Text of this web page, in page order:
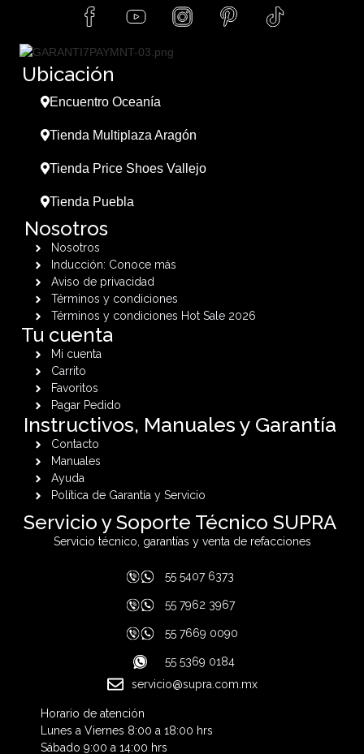
Ubicación
Encuentro Oceanía
Tienda Multiplaza Aragón
Tienda Price Shoes Vallejo
Tienda Puebla
Nosotros
Nosotros
Inducción: Conoce más
Aviso de privacidad
Términos y condiciones
Términos y condiciones Hot Sale 2026
Tu cuenta
Mi cuenta
Carrito
Favoritos
Pagar Pedido
Instructivos, Manuales y Garantía
Contacto
Manuales
Ayuda
Política de Garantía y Servicio
Servicio y Soporte Técnico SUPRA
Servicio técnico, garantías y venta de refacciones
55 5407 6373
55 7962 3967
55 7669 0090
55 5369 0184
servicio@supra.com.mx
Horario de atención
Lunes a Viernes 8:00 a 18:00 hrs
Sábado 9:00 a 14:00 hrs